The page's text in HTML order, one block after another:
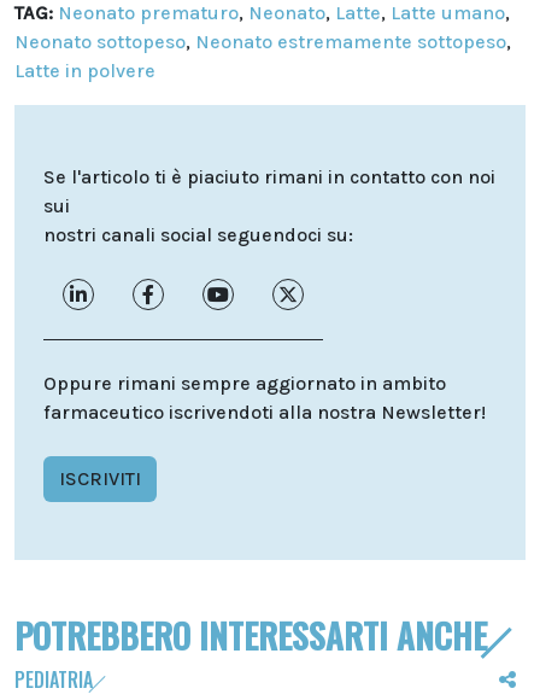
TAG: Neonato prematuro, Neonato, Latte, Latte umano,
Neonato sottopeso, Neonato estremamente sottopeso,
Latte in polvere
Se l'articolo ti è piaciuto rimani in contatto con noi
sui
nostri canali social seguendoci su:
Oppure rimani sempre aggiornato in ambito
farmaceutico iscrivendoti alla nostra Newsletter!
ISCRIVITI
POTREBBERO INTERESSARTI ANCHE
PEDIATRIA